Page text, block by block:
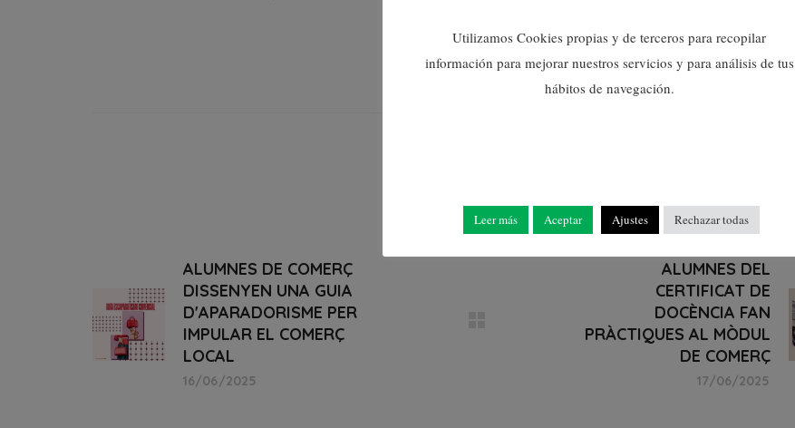
ALUMNES DE COMERÇ
DISSENYEN UNA GUIA
D'APARADORISME PER
IMPULAR EL COMERÇ
LOCAL
16/06/2025
ALUMNES DEL
CERTIFICAT DE
DOCÈNCIA FAN
PRÀCTIQUES AL MÒDUL
DE COMERÇ
17/06/2025
Utilizamos Cookies propias y de terceros para recopilar
información para mejorar nuestros servicios y para análisis de tus
hábitos de navegación.
Leer más Aceptar Ajustes Rechazar todas